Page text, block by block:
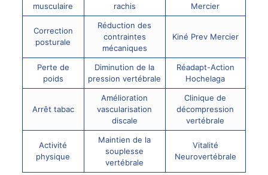
musculaire
rachis
Mercier
Correction
posturale
Réduction des
contraintes
mécaniques
Kiné Prev Mercier
Perte de
poids
Diminution de la
pression vertébrale
Réadapt-Action
Hochelaga
Arrêt tabac
Amélioration
vascularisation
discale
Clinique de
décompression
vertébrale
Activité
physique
Maintien de la
souplesse
vertébrale
Vitalité
Neurovertébrale